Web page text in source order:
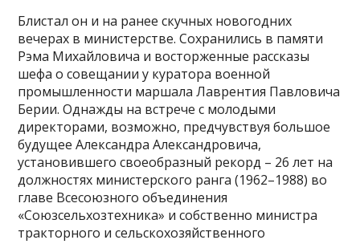
Блистал он и на ранее скучных новогодних
вечерах в министерстве. Сохранились в памяти
Рэма Михайловича и восторженные рассказы
шефа о совещании у куратора военной
промышленности маршала Лаврентия Павловича
Берии. Однажды на встрече с молодыми
директорами, возможно, предчувствуя большое
будущее Александра Александровича,
установившего своеобразный рекорд – 26 лет на
должностях министерского ранга (1962–1988) во
главе Всесоюзного объединения
«Союзсельхозтехника» и собственно министра
тракторного и сельскохозяйственного